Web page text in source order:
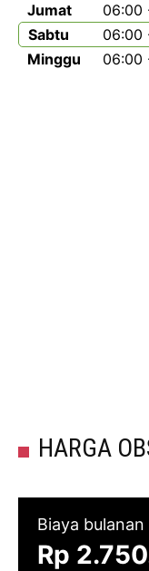
Jumat
06:00
Sabtu
06:00
Minggu
06:00
HARGA
Biaya bulanan
Rp